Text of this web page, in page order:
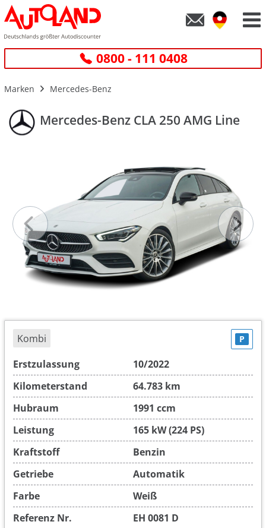
0800 - 111 0408
Marken Mercedes-Benz
Mercedes-Benz CLA 250 AMG Line
Kombi P
Erstzulassung
10/2022
Kilometerstand
64.783 km
Hubraum
1991 ccm
Leistung
165 kW (224 PS)
Kraftstoff
Benzin
Getriebe
Automatik
Farbe
Weiß
Referenz Nr.
EH 0081 D